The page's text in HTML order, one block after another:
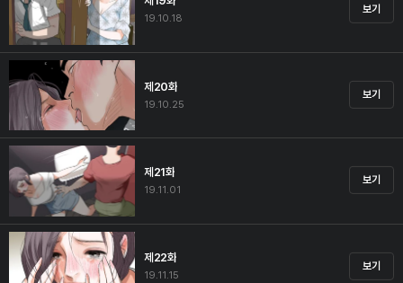
19.10.18
보기
제20화
19.10.25
보기
제21화
19.11.01
보기
제22화
19.11.15
보기